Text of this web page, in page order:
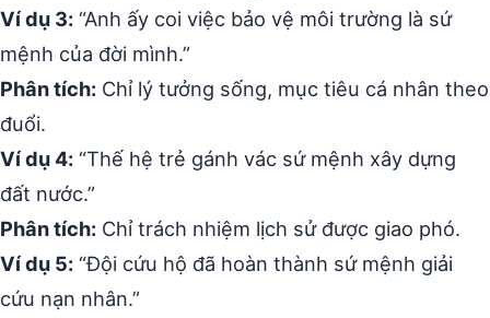
Ví dụ 3: “Anh ấy coi việc bảo vệ môi trường là sứ
mệnh của đời mình.”
Phân tích: Chỉ lý tưởng sống, mục tiêu cá nhân theo
đuổi.
Ví dụ 4: “Thế hệ trẻ gánh vác sứ mệnh xây dựng
đất nước.”
Phân tích: Chỉ trách nhiệm lịch sử được giao phó.
Ví dụ 5: “Đội cứu hộ đã hoàn thành sứ mệnh giải
cứu nạn nhân.”